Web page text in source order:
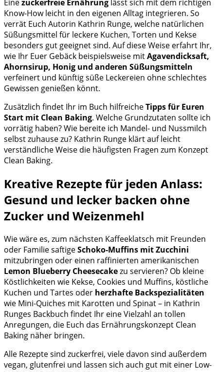
Einezuckerfreie Ernährung lässt sich mit dem richtigen
Know-How leicht in den eigenen Alltag integrieren. So
verrät Euch Autorin Kathrin Runge, welche natürlichen
Süßungsmittel für leckere Kuchen, Torten und Kekse
besonders gut geeignet sind. Auf diese Weise erfahrt Ihr,
wie Ihr Euer Gebäck beispielsweise mitAgavendicksaft,
Ahornsirup, Honig und anderen Süßungsmitteln
verfeinert und künftig süße Leckereien ohne schlechtes
Gewissen genießen könnt.
Zusätzlich findet Ihr im Buch hilfreicheTipps für Euren
Start mit Clean Baking. Welche Grundzutaten sollte ich
vorrätig haben? Wie bereite ich Mandel- und Nussmilch
selbst zuhause zu? Kathrin Runge klärt auf leicht
verständliche Weise die häufigsten Fragen zum Konzept
Clean Baking.
Kreative Rezepte für jeden Anlass:
Gesund und lecker backen ohne
Zucker und Weizenmehl
Wie wäre es, zum nächsten Kaffeeklatsch mit Freunden
oder Familie saftigeSchoko-Muffins mit Zucchini
mitzubringen oder einen raffinierten amerikanischen
Lemon Blueberry Cheesecakezu servieren? Ob kleine
Köstlichkeiten wie Kekse, Cookies und Muffins, köstliche
Kuchen und Tartes oder herzhafte Backspezialitäten
wie Mini-Quiches mit Karotten und Spinat – in Kathrin
Runges Backbuch findet Ihr eine Vielzahl an tollen
Anregungen, die Euch das Ernährungskonzept Clean
Baking näher bringen.
Alle Rezepte sind zuckerfrei, viele davon sind außerdem
vegan, glutenfrei und lassen sich auch gut mit einer Low-